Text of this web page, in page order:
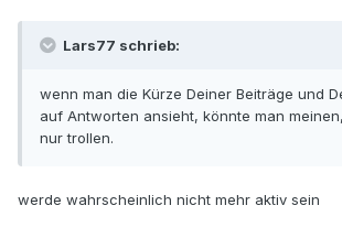
Lars77 schrieb:
wenn man die Kürze Deiner Beiträge und
auf Antworten ansieht, könnte man
nur trollen.
werde wahrscheinlich nicht mehr aktiv sein